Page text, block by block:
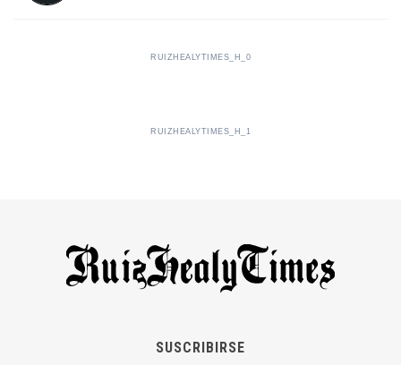
RUIZHEALYTIMES_H_0
RUIZHEALYTIMES_H_1
SUSCRIBIRSE